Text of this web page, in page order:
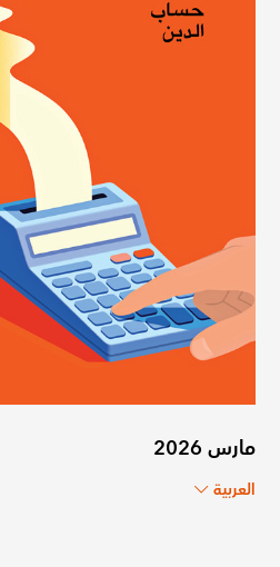
مارس 2026
العربية